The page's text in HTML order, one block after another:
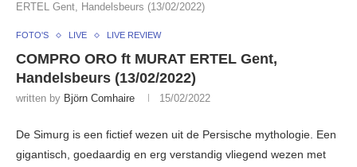
ERTEL Gent, Handelsbeurs (13/02/2022)
FOTO'S LIVE LIVE REVIEW
COMPRO ORO ft MURAT ERTEL Gent,
Handelsbeurs (13/02/2022)
written by Björn Comhaire 15/02/2022
De Simurg is een fictief wezen uit de Persische mythologie. Een
gigantisch, goedaardig en erg verstandig vliegend wezen met